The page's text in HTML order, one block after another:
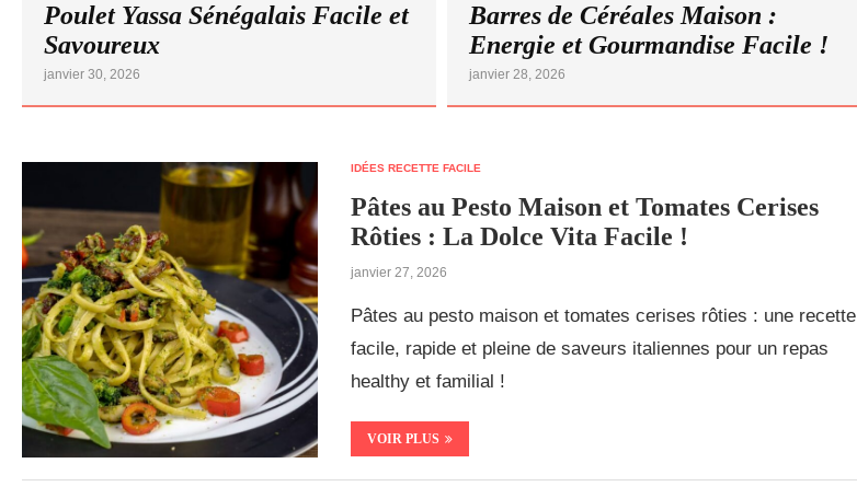
Poulet Yassa Sénégalais Facile et
Savoureux
janvier 30, 2026
Barres de Céréales Maison :
Energie et Gourmandise Facile !
janvier 28, 2026
IDÉES RECETTE FACILE
Pâtes au Pesto Maison et Tomates Cerises
Rôties : La Dolce Vita Facile !
janvier 27, 2026
Pâtes au pesto maison et tomates cerises rôties : une recette
facile, rapide et pleine de saveurs italiennes pour un repas
healthy et familial !
VOIR PLUS